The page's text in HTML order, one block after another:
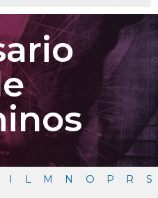
I L M N O P R S